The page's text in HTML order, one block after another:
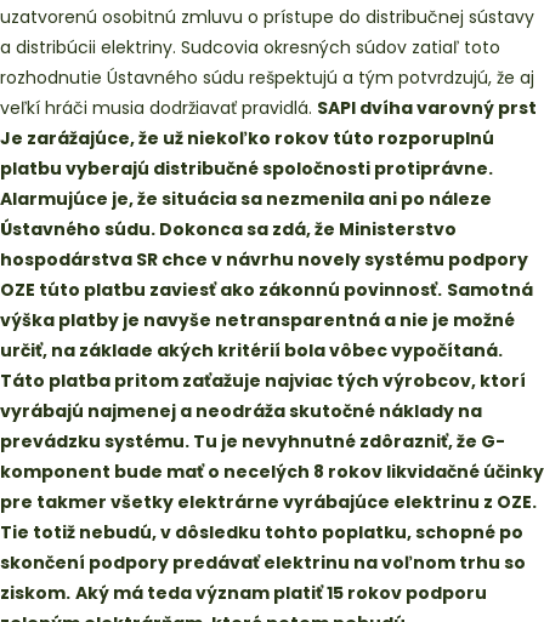
uzatvorenú osobitnú zmluvu o prístupe do distribučnej sústavy
a distribúcii elektriny. Sudcovia okresných súdov zatiaľ toto
rozhodnutie Ústavného súdu rešpektujú a tým potvrdzujú, že aj
veľkí hráči musia dodržiavať pravidlá. SAPI dvíha varovný prst
Je zarážajúce, že už niekoľko rokov túto rozporuplnú
platbu vyberajú distribučné spoločnosti protiprávne.
Alarmujúce je, že situácia sa nezmenila ani po náleze
Ústavného súdu. Dokonca sa zdá, že Ministerstvo
hospodárstva SR chce v návrhu novely systému podpory
OZE túto platbu zaviesť ako zákonnú povinnosť. Samotná
výška platby je navyše netransparentná a nie je možné
určiť, na základe akých kritérií bola vôbec vypočítaná.
Táto platba pritom zaťažuje najviac tých výrobcov, ktorí
vyrábajú najmenej a neodráža skutočné náklady na
prevádzku systému. Tu je nevyhnutné zdôrazniť, že G-
komponent bude mať o necelých 8 rokov likvidačné účinky
pre takmer všetky elektrárne vyrábajúce elektrinu z OZE.
Tie totiž nebudú, v dôsledku tohto poplatku, schopné po
skončení podpory predávať elektrinu na voľnom trhu so
ziskom. Aký má teda význam platiť 15 rokov podporu